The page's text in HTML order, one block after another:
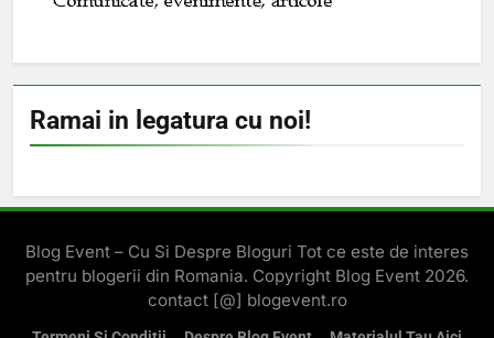
Ramai in legatura cu noi!
Blog Event – Cu Si Despre Bloguri Tot ce este de interes
pentru blogerii din Romania. Copyright Blog Event 2026.
contact [@] blogevent.ro